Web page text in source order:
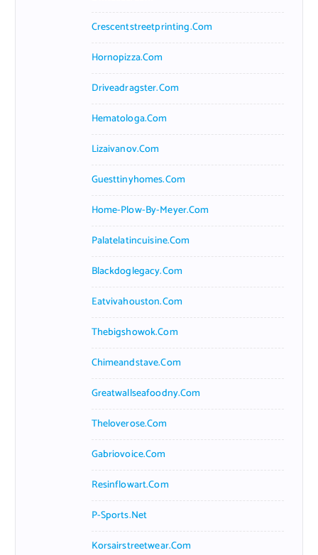
Crescentstreetprinting.com
Hornopizza.com
Driveadragster.com
Hematologa.com
Lizaivanov.com
Guesttinyhomes.com
Home-Plow-By-Meyer.com
Palatelatincuisine.com
Blackdoglegacy.com
Eatvivahouston.com
Thebigshowok.com
Chimeandstave.com
Greatwallseafoodny.com
Theloverose.com
Gabriovoice.com
Resinflowart.com
P-Sports.net
Korsairstreetwear.com